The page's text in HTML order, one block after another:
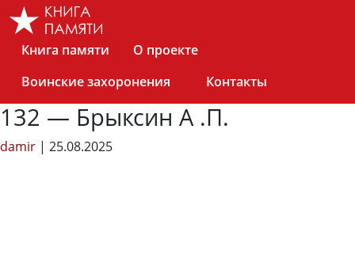
Skip
Книга памяти
О проекте
Воинские захоронения
Контакты
132 — Брыксин А .П.
damir | 25.08.2025